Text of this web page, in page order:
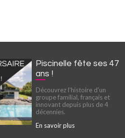
Piscinelle fête ses 47
ans !
Découvrez l'histoire d'un
groupe familial, français et
innovant depuis plus de 4
décennies.
En savoir plus